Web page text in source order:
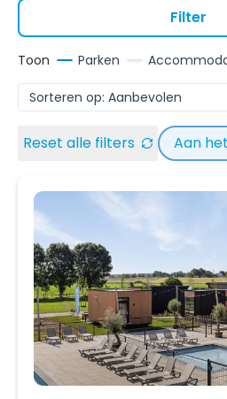
Filter
Toon Parken
Reset alle filters Aan